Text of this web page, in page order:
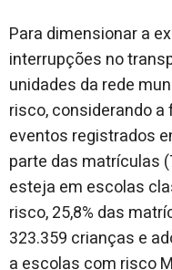
Para dimensionar a
interrupções no
unidades da rede
risco, considerando
eventos registrados
parte das matrículas
esteja em escolas
risco, 25,8% das
323.359 crianças e
a escolas com risco